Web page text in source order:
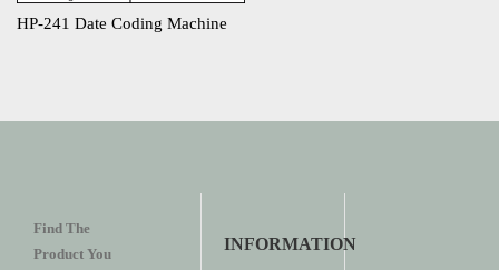
HP-241 Date Coding Machine​
Find The
Product You
INFORMATION